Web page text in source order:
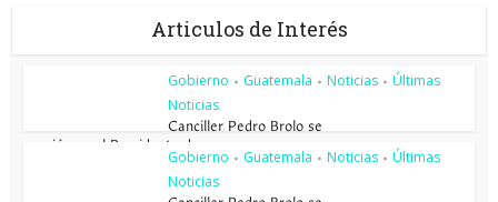
Articulos de Interés
Gobierno • Guatemala • Noticias • Últimas
Noticias
Canciller Pedro Brolo se
reunió con el Presidente de...
Gobierno • Guatemala • Noticias • Últimas
Noticias